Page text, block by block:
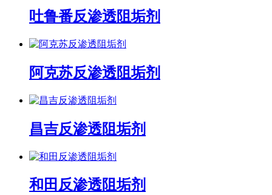
吐鲁番反渗透阻垢剂
阿克苏反渗透阻垢剂
昌吉反渗透阻垢剂
和田反渗透阻垢剂